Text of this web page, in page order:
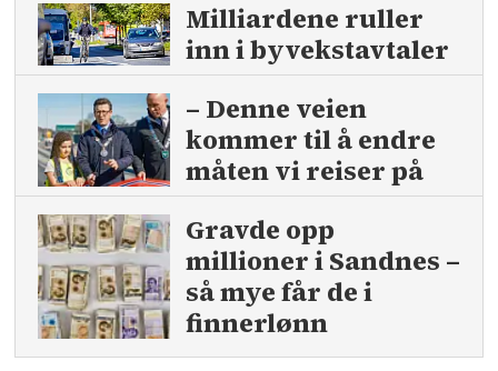
Milliardene ruller
inn i byvekstavtaler
– Denne veien
kommer til å endre
måten vi reiser på
Gravde opp
millioner i Sandnes –
så mye får de i
finnerlønn